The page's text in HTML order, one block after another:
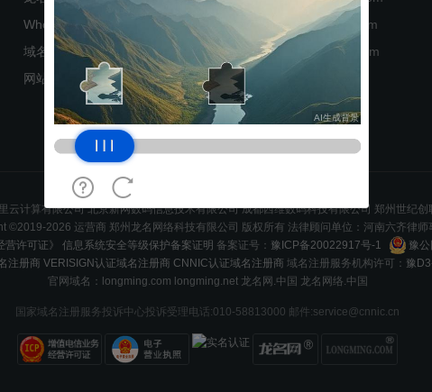
Whois查询
域名查询
网站地图
投诉：abuse@longming.com
经纪：broker@longming.com
技术：tech@longming.com
云计算有限公司 北京新网数码信息技术有限公司 成都西维数码科技有限公司 郑州世纪创
©2019-2026 运营商 郑州龙名网络科技有限公司 版权所有 法律顾问单位：河南六齐律师
许可证》
信息系统安全等级保护备案证明 备案证号： 豫ICP备20022917号-1
豫
注册商 VERISIGN认证域名注册商 CNNIC认证域名注册商 域名注册服务机构许可： 豫
官网域名：longming.com longming.net 龙名网.中国 龙名网络.中国
国家域名注册服务投诉中心投诉受理电话:010-58813000 邮件:service@cnnic.cn